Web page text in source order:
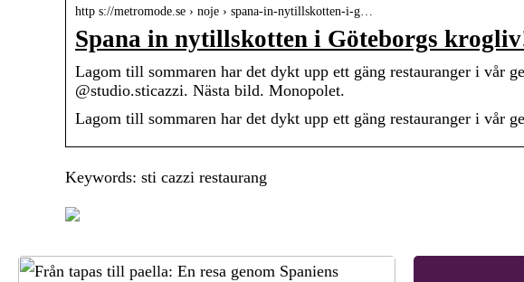
http s://metromode.se › noje › spana-in-nytillskotten-i-g…
Spana in nytillskotten i Göteborgs
Lagom till sommaren har det dykt upp ett gäng restauranger i vår
@studio.sticazzi. Nästa bild. Monopolet.
Lagom till sommaren har det dykt upp ett gäng restauranger i vår
Keywords: sti cazzi restaurang